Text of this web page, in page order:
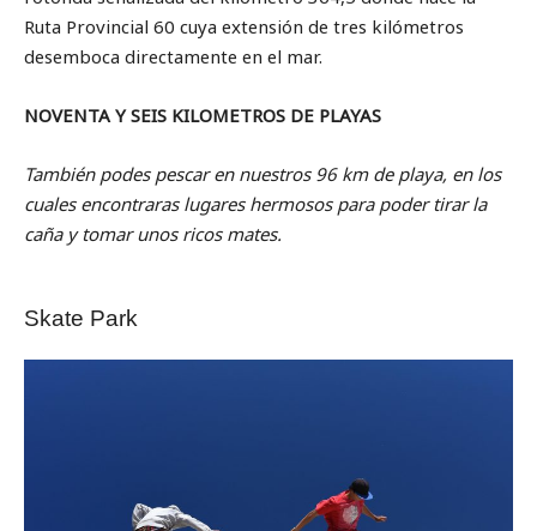
Ruta Provincial 60 cuya extensión de tres kilómetros
desemboca directamente en el mar.
NOVENTA Y SEIS KILOMETROS DE PLAYAS
Tambiénpodes pescar en nuestros 96 km de playa, en los
cuales encontraras lugares hermosos para poder tirar la
caña y tomar unos ricos mates.
Skate Park